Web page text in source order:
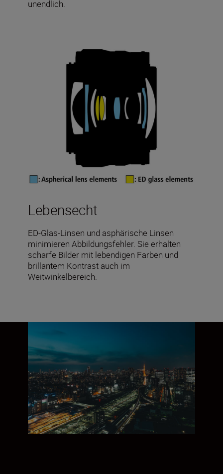
unendlich.
Lebensecht
ED-Glas-Linsen und asphärische Linsen
minimieren Abbildungsfehler. Sie erhalten
scharfe Bilder mit lebendigen Farben und
brillantem Kontrast auch im
Weitwinkelbereich.